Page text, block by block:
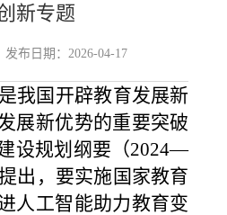
新专题
发布日期：2026-04-17
我国开辟教育发展新
展新优势的重要突破
设规划纲要（2024—
出，要实施国家教育
人工智能助力教育变